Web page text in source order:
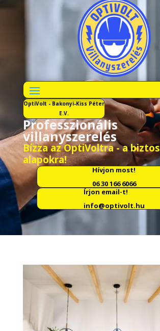
OptiVolt - Bakonyi-Kiss Péter
E.V.
Professzionális
villanyszerelés
Bízza az OptiVoltra - a biztos
alapokra!
Hívjon most!
06 30 166 6066
Írjon email-t!
info@optivolt.hu